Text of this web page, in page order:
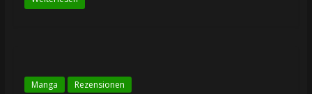
Manga Rezensionen